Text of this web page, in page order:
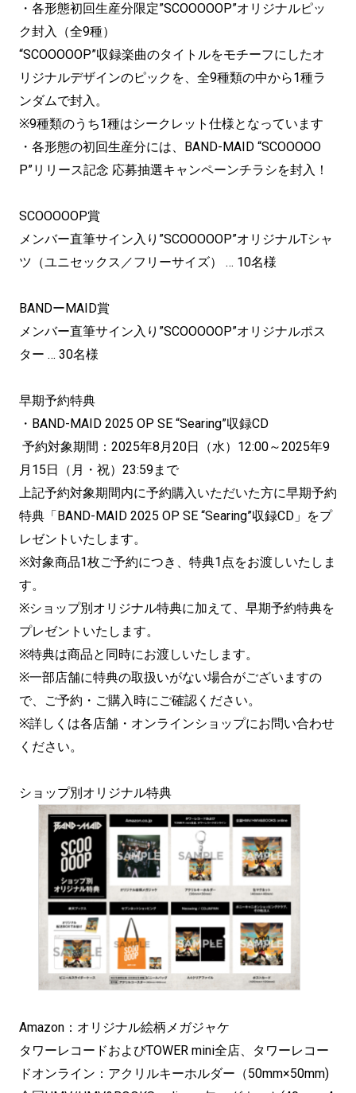
・各形態初回生産分限定”SCOOOOOP”オリジナルピッ
ク封入（全9種）
“SCOOOOOP”収録楽曲のタイトルをモチーフにしたオ
リジナルデザインのピックを、全9種類の中から1種ラ
ンダムで封入。
※9種類のうち1種はシークレット仕様となっています
・各形態の初回生産分には、BAND-MAID “SCOOOOO
P”リリース記念 応募抽選キャンペーンチラシを封入！
SCOOOOOP賞
メンバー直筆サイン入り”SCOOOOOP”オリジナルTシャ
ツ（ユニセックス／フリーサイズ） … 10名様
BANDーMAID賞
メンバー直筆サイン入り”SCOOOOOP”オリジナルポス
ター … 30名様
早期予約特典
・BAND-MAID 2025 OP SE “Searing”収録CD
予約対象期間：2025年8月20日（水）12:00～2025年9
月15日（月・祝）23:59まで
上記予約対象期間内に予約購入いただいた方に早期予約
特典「BAND-MAID 2025 OP SE “Searing”収録CD」をプ
レゼントいたします。
※対象商品1枚ご予約につき、特典1点をお渡しいたしま
す。
※ショップ別オリジナル特典に加えて、早期予約特典を
プレゼントいたします。
※特典は商品と同時にお渡しいたします。
※一部店舗に特典の取扱いがない場合がございますの
で、ご予約・ご購入時にご確認ください。
※詳しくは各店舗・オンラインショップにお問い合わせ
ください。
ショップ別オリジナル特典
Amazon：オリジナル絵柄メガジャケ
タワーレコードおよびTOWER mini全店、タワーレコー
ドオンライン：アクリルキーホルダー（50mm×50mm)